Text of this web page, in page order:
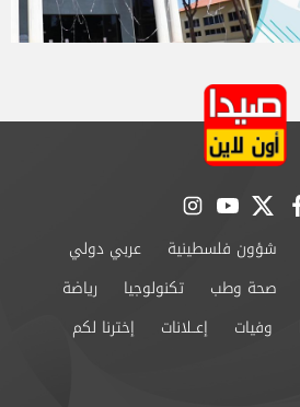
facebook
twitter
youtube
instagram
شؤون فلسطينية
عربي دولي
صحة وطب تكنولوجيا
رياضة
وفيات إعــلانات
إخترنا لكم